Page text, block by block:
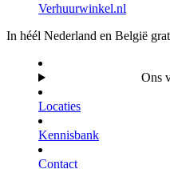
Verhuurwinkel.nl
In héél Nederland en België
Ons
Locaties
Kennisbank
Contact